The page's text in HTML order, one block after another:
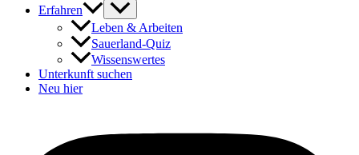
Erfahren
Leben & Arbeiten
Sauerland-Quiz
Wissenswertes
Unterkunft suchen
Neu hier